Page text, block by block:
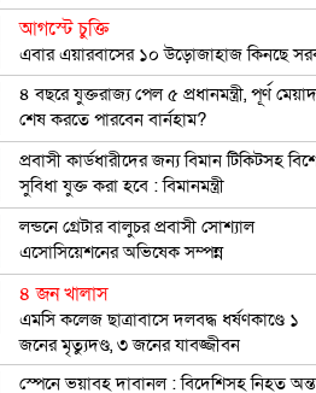
আগস্টে চুক্তি
এবার এয়ারবাসের ১০ উড়োজাহাজ কিনছে
৪ বছরে যুক্তরাজ্য পেল ৫ প্রধানমন্ত্রী, পূর্ণ মেয়াদ
শেষ করতে পারবেন বার্নহাম?
প্রবাসী কার্ডধারীদের জন্য বিমান টিকিটসহ
সুবিধা যুক্ত করা হবে : বিমানমন্ত্রী
লন্ডনে গ্রেটার বালুচর প্রবাসী সোশ্যাল
এসোসিয়েশনের অভিষেক সম্পন্ন
৪ জন খালাস
এমসি কলেজ ছাত্রাবাসে দলবদ্ধ ধর্ষণকাণ্ডে ১
জনের মৃত্যুদণ্ড, ৩ জনের যাবজ্জীবন
স্পেনে ভয়াবহ দাবানল : বিদেশিসহ নিহত